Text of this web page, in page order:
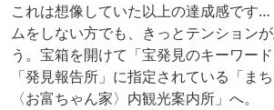
これは想像していた以上の達成感です
ムをしない方でも、きっとテンション
う。宝箱を開けて「宝発見のキーワード
「発見報告所」に指定されている「ま
〈お富ちゃん家〉内観光案内所」へ。